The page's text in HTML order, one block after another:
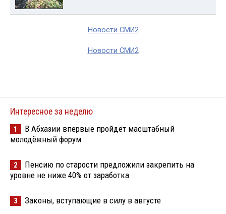
Новости СМИ2
Новости СМИ2
Интересное за неделю
1
В Абхазии впервые пройдёт масштабный
молодёжный форум
2
Пенсию по старости предложили закрепить на
уровне не ниже 40% от заработка
3 Законы, вступающие в силу в августе